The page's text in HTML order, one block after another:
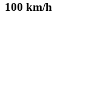
100 km/h